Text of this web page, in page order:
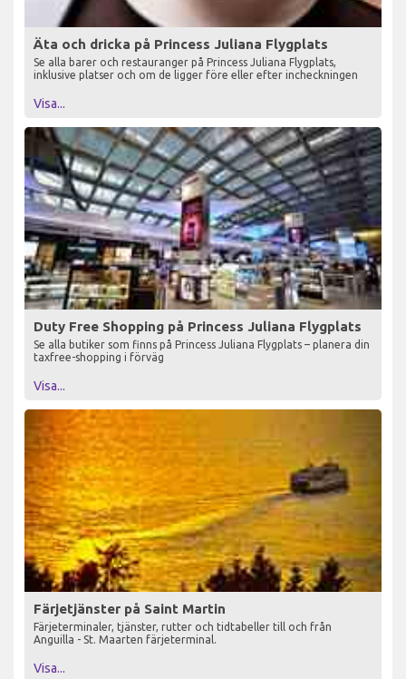
Äta och dricka på Princess Juliana Flygplats
Se alla barer och restauranger på Princess Juliana Flygplats,
inklusive platser och om de ligger före eller efter incheckningen
Visa...
Duty Free Shopping på Princess Juliana Flygplats
Se alla butiker som finns på Princess Juliana Flygplats – planera din
taxfree-shopping i förväg
Visa...
Färjetjänster på Saint Martin
Färjeterminaler, tjänster, rutter och tidtabeller till och från
Anguilla - St. Maarten färjeterminal.
Visa...